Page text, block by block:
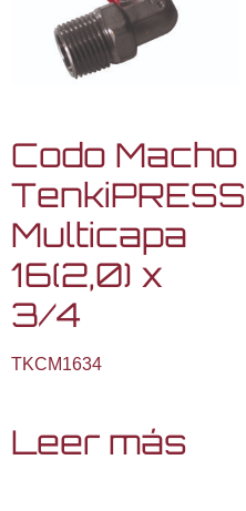
Codo Macho
TenkiPRESS
Multicapa
16(2,0) x
3/4
TKCM1634
Leer más